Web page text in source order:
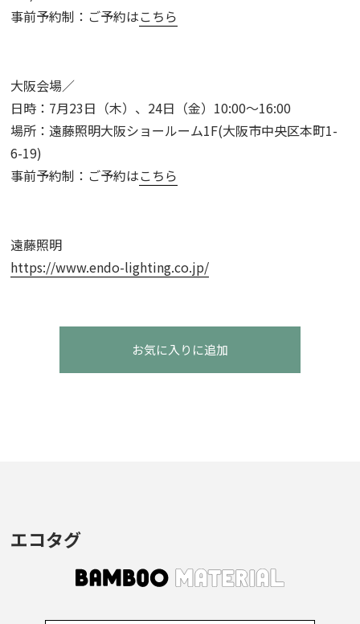
事前予約制：ご予約はこちら
大阪会場／
日時： 7月23日（木）、 24日（金） 10:00〜16:00
場所：遠藤照明大阪ショールーム1F(大阪市中央区本町1-
6-19)
事前予約制： ご予約はこちら
遠藤照明
https://www.endo-lighting.co.jp/
お気に入りに追加
エコタグ